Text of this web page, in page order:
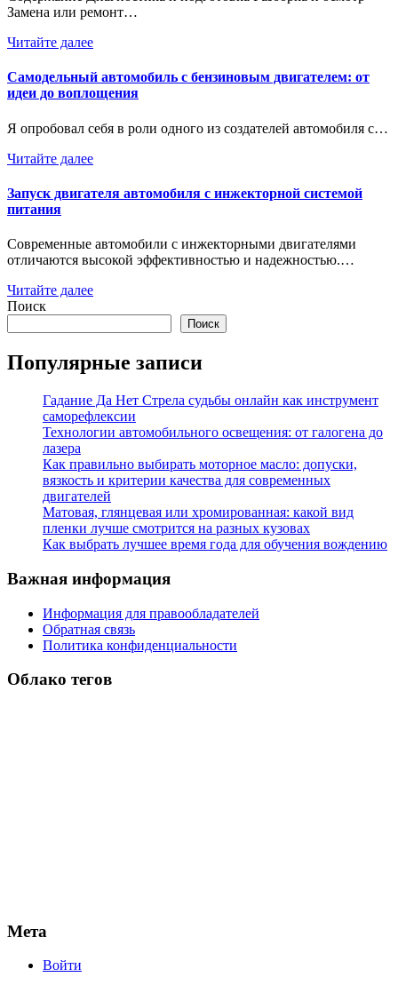
Замена или ремонт…
Читайте далее
Самодельный автомобиль с бензиновым двигателем: от
идеи до воплощения
Я опробовал себя в роли одного из создателей автомобиля с…
Читайте далее
Запуск двигателя автомобиля с инжекторной системой
питания
Современные автомобили с инжекторными двигателями
отличаются высокой эффективностью и надежностью.…
Читайте далее
Поиск
Поиск
Популярные записи
Гадание Да Нет Стрела судьбы онлайн как инструмент
саморефлексии
Технологии автомобильного освещения: от галогена до
лазера
Как правильно выбирать моторное масло: допуски,
вязкость и критерии качества для современных
двигателей
Матовая, глянцевая или хромированная: какой вид
пленки лучше смотрится на разных кузовах
Как выбрать лучшее время года для обучения вождению
Важная информация
Информация для правообладателей
Обратная связь
Политика конфиденциальности
Облако тегов
Мета
Войти